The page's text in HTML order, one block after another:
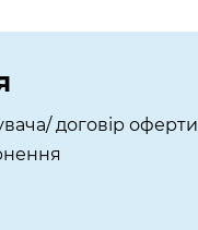
договір оферти